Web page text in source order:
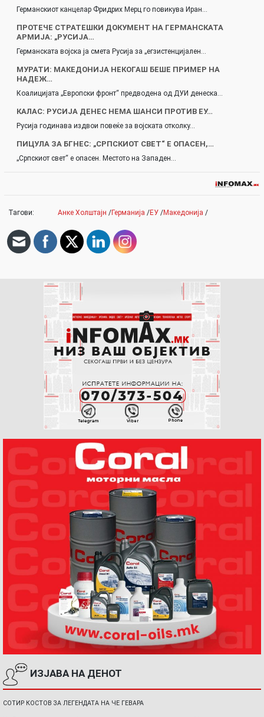
Германскиот канцелар Фридрих Мерц го повикува Иран…
ПРОТЕЧЕ СТРАТЕШКИ ДОКУМЕНТ НА ГЕРМАНСКАТА
АРМИЈА: „РУСИЈА…
Германската војска ја смета Русија за „егзистенцијален…
МУРАТИ: МАКЕДОНИЈА НЕКОГАШ БЕШЕ ПРИМЕР НА
НАДЕЖ…
Коалицијата „Европски фронт“ предводена од ДУИ денеска…
КАЛАС: РУСИЈА ДЕНЕС НЕМА ШАНСИ ПРОТИВ ЕУ…
Русија годинава издвои повеќе за војската отколку…
ПИЦУЛА ЗА БГНЕС: „СРПСКИОТ СВЕТ“ Е ОПАСЕН,…
„Српскиот свет“ е опасен. Местото на Западен…
Тагови: Анке Холштајн /Германија /ЕУ /Македонија /
ИЗЈАВА НА ДЕНОТ
СОТИР КОСТОВ ЗА ЛЕГЕНДАТА НА ЧЕ ГЕВАРА